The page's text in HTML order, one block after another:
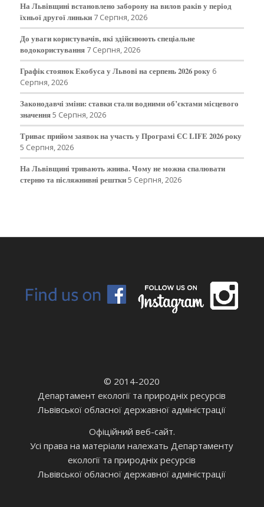
На Львівщині встановлено заборону на вилов раків у період
їхньої другої линьки 7 Серпня, 2026
До уваги користувачів, які здійснюють спеціальне
водокористування 7 Серпня, 2026
Графік стоянок Екобуса у Львові на серпень 2026 року 6
Серпня, 2026
Законодавчі зміни: ставки стали водними об’єктами місцевого
значення5 Серпня, 2026
Триває прийом заявок на участь у Програмі ЄС LIFE 2026 року
5 Серпня, 2026
На Львівщині тривають жнива. Чому не можна спалювати
стерню та післяжнивні рештки5 Серпня, 2026
© 2014-2020
Департамент екології та природніх ресурсів
Львівської обласної державної адміністрації
Офіційний веб-сайт.
Усі права на матеріали належать Департаменту
екології та природніх ресурсів
Львівської обласної державної адміністрації